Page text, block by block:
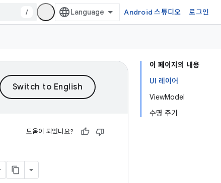
/ Android 스튜디오 로그인
이 페이지의 내용
UI 레이어
ViewModel
수명 주기
도움이 되었나요?